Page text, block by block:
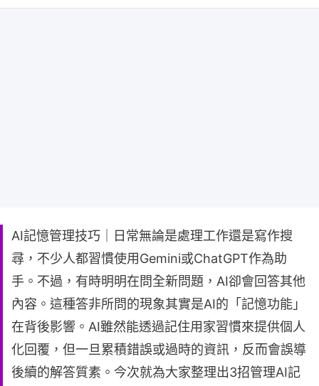
AI記憶管理技巧｜日常無論是處理工作還是寫作搜
尋，不少人都習慣使用Gemini或ChatGPT作為助
手。不過，有時明明在問全新問題，AI卻會回答其他
內容。這種答非所問的現象其實是AI的「記憶功能」
在背後影響。AI雖然能透過記住用家習慣來提供個人
化回覆，但一旦累積錯誤或過時的資訊，反而會誤導
後續的解答質素。今次就為大家整理出3招管理AI記